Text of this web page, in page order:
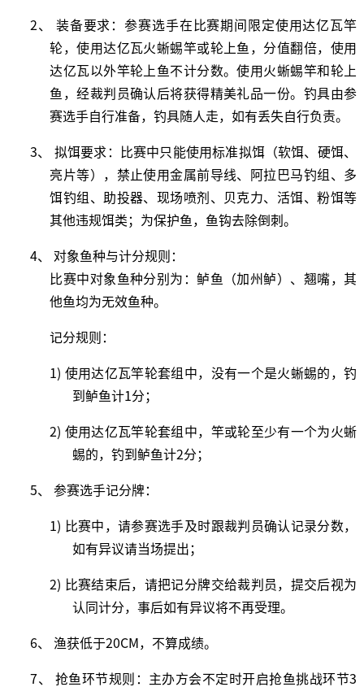
2、 装备要求：参赛选手在比赛期间限定使用达亿瓦竿
轮，使用达亿瓦火蜥蜴竿或轮上鱼，分值翻倍，使用
达亿瓦以外竿轮上鱼不计分数。使用火蜥蜴竿和轮上
鱼，经裁判员确认后将获得精美礼品一份。钓具由参
赛选手自行准备，钓具随人走，如有丢失自行负责。
3、 拟饵要求：比赛中只能使用标准拟饵（软饵、硬饵、
亮片等），禁止使用金属前导线、阿拉巴马钓组、多
饵钓组、助投器、现场喷剂、贝克力、活饵、粉饵等
其他违规饵类；为保护鱼，鱼钩去除倒刺。
4、 对象鱼种与计分规则：
比赛中对象鱼种分别为：鲈鱼（加州鲈）、翘嘴，其
他鱼均为无效鱼种。
记分规则：
1) 使用达亿瓦竿轮套组中，没有一个是火蜥蜴的，钓
到鲈鱼计1分；
2) 使用达亿瓦竿轮套组中，竿或轮至少有一个为火蜥
蜴的，钓到鲈鱼计2分；
5、 参赛选手记分牌：
1) 比赛中，请参赛选手及时跟裁判员确认记录分数，
如有异议请当场提出；
2) 比赛结束后，请把记分牌交给裁判员，提交后视为
认同计分，事后如有异议将不再受理。
6、 渔获低于20CM，不算成绩。
7、 抢鱼环节规则：主办方会不定时开启抢鱼挑战环节3